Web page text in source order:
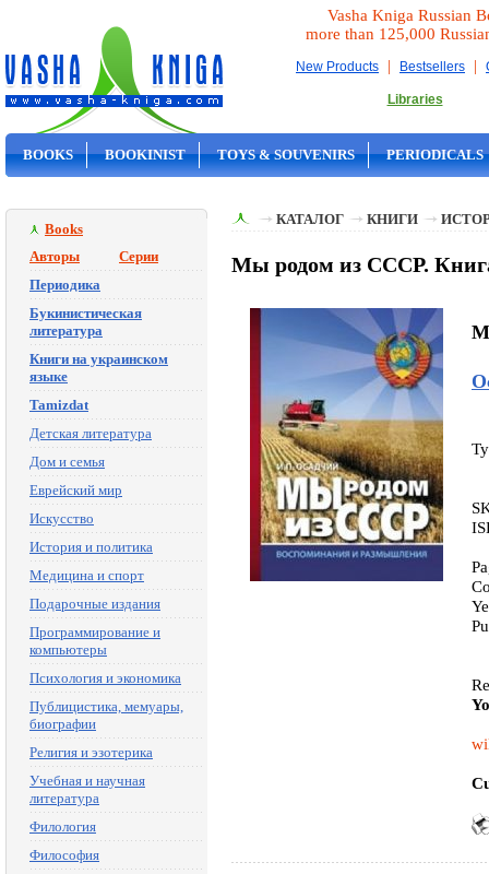
Vasha Kniga Russian
more than 125,000
New Products | Bestsellers |
Libraries
BOOKS BOOKINIST TOYS & SOUVENIRS PERIODICALS
Books
Авторы
Серии
Периодика
Букинистическая
литература
Книги на украинском
языке
Tamizdat
Детская литература
Дом и семья
Еврейский мир
Искусство
История и политика
Медицина и спорт
Подарочные издания
Программирование и
компьютеры
Психология и экономика
Публицистика, мемуары,
биографии
Религия и эзотерика
Учебная и научная
литература
Филология
Философия
КАТАЛОГ КНИГИ
Мы родом из СССР.